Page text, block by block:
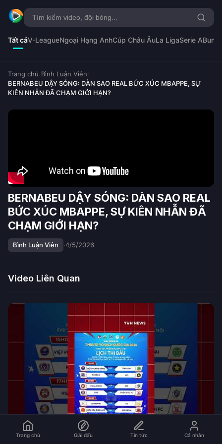
Tất cảV-LeagueNgoại Hạng AnhCúp Châu ÂuLa LigaSerie A
Trang chủ Bình Luận Viên
BERNABEU DẬY SÓNG: DÀN SAO REAL BỨC XÚC MBAPPE, SỰ
KIÊN NHẪN ĐÃ CHẠM GIỚI HẠN?
BERNABEU DẬY SÓNG: DÀN SAO REAL
BỨC XÚC MBAPPE, SỰ KIÊN NHẪN ĐÃ
CHẠM GIỚI HẠN?
Bình Luận Viên ·4/5/2026
Video Liên Quan
Trang chủ Giải đấu Tin tức Cá nhân